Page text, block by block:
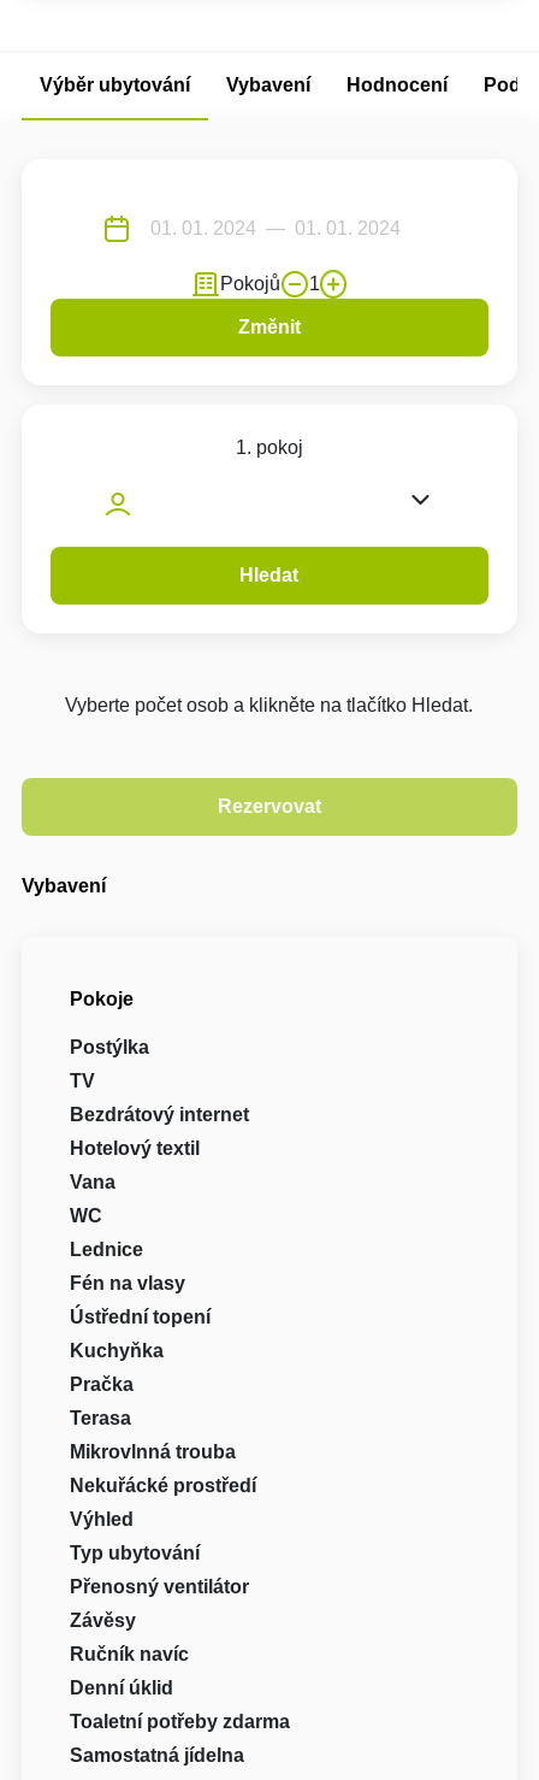
Výběr ubytování Vybavení Hodnocení
Pokojů 1
Změnit
1. pokoj
Hledat
Vyberte počet osob a klikněte na tlačítko Hledat.
Vybavení
Pokoje
Postýlka
TV
Bezdrátový internet
Hotelový textil
Vana
WC
Lednice
Fén na vlasy
Ústřední topení
Kuchyňka
Pračka
Terasa
Mikrovlnná trouba
Nekuřácké prostředí
Výhled
Typ ubytování
Přenosný ventilátor
Závěsy
Ručník navíc
Denní úklid
Toaletní potřeby zdarma
Samostatná jídelna